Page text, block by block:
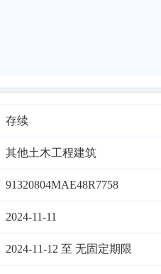
存续
其他土木工程建筑
91320804MAE48R7758
2024-11-11
2024-11-12 至 无固定期限